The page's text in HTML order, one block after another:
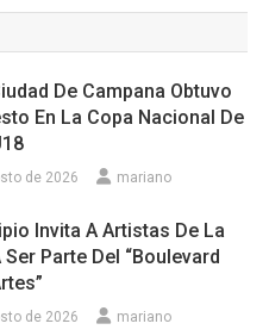
De Campana Obtuvo
En La Copa Nacional De
de 2026 mariano
Invita A Artistas De La
Ser Parte Del “Boulevard
de 2026 mariano